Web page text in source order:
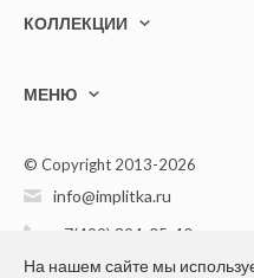
КОЛЛЕКЦИИ
МЕНЮ
© Copyright 2013-2026
info@implitka.ru
+7(499) 394-05-40
На нашем сайте мы